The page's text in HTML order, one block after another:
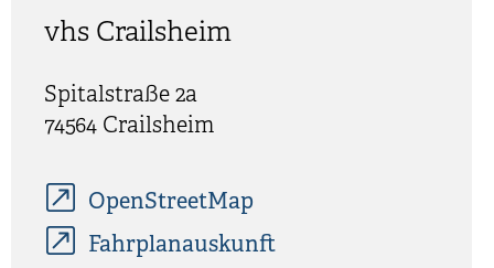
vhs Crailsheim
Spitalstraße 2a
74564 Crailsheim
OpenStreetMap
Fahrplanauskunft